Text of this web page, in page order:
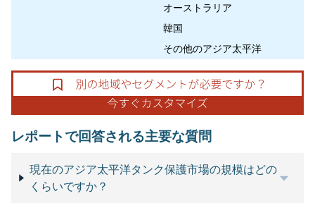
オーストラリア
韓国
その他のアジア太平洋
レポートで回答される主要な質問
現在のアジア太平洋タンク保護市場の規模はどの
くらいですか？